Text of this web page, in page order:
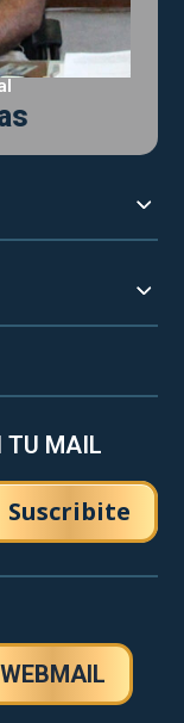
TU MAIL
Suscribite
WEBMAIL